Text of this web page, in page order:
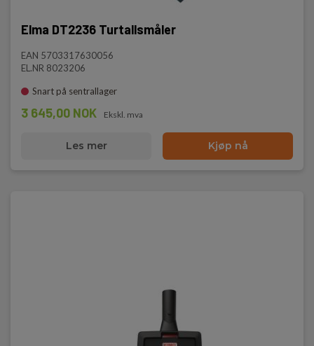
Elma DT2236 Turtallsmåler
EAN 5703317630056
EL.NR 8023206
Snart på sentrallager
3 645,00 NOK Ekskl. mva
Les mer Kjøp nå